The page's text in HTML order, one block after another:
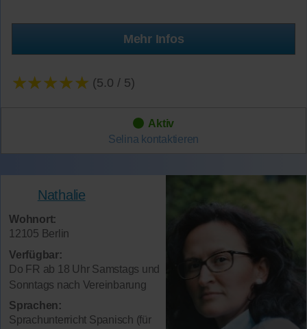
Mehr Infos
★★★★★ (5.0 / 5)
Aktiv
Selina kontaktieren
Nathalie
Wohnort:
12105 Berlin
Verfügbar:
Do FR ab 18 Uhr Samstags und
Sonntags nach Vereinbarung
Sprachen:
Sprachunterricht Spanisch (für